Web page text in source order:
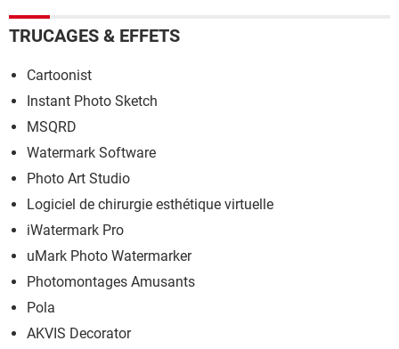
TRUCAGES & EFFETS
Cartoonist
Instant Photo Sketch
MSQRD
Watermark Software
Photo Art Studio
Logiciel de chirurgie esthétique virtuelle
iWatermark Pro
uMark Photo Watermarker
Photomontages Amusants
Pola
AKVIS Decorator